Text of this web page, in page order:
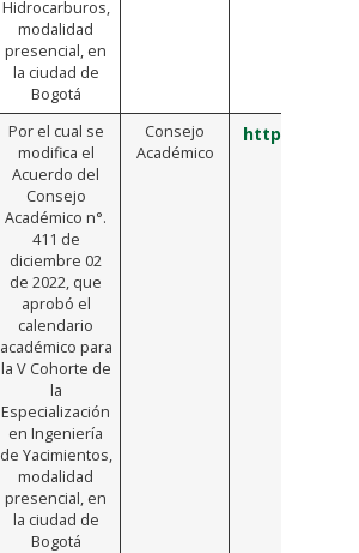
Hidrocarburos,
modalidad
presencial, en
la ciudad de
Bogotá
Por el cual se
modifica el
Acuerdo del
Consejo
Académico n°.
411 de
diciembre 02
de 2022, que
aprobó el
calendario
académico para
la V Cohorte de
la
Especialización
en Ingeniería
de Yacimientos,
modalidad
presencial, en
la ciudad de
Bogotá
Consejo
Académico
https://bit.ly/